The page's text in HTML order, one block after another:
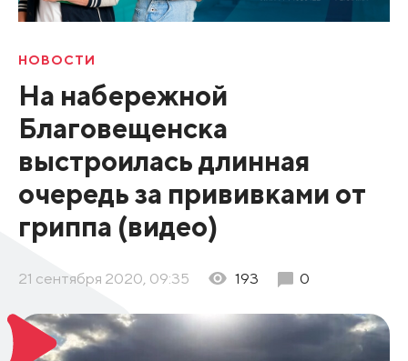
НОВОСТИ
На набережной
Благовещенска
выстроилась длинная
очередь за прививками от
гриппа (видео)
21 сентября 2020, 09:35 193 0